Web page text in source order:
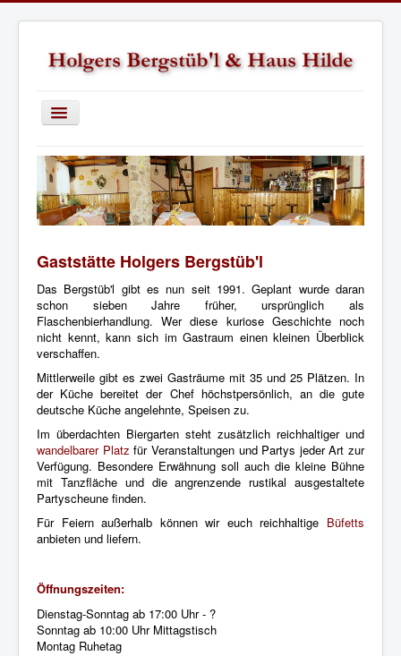
Toggle
Navigation
Startseite
Holgers Bergstüb'l
Termine / Neuigkeiten
Gaststätte Holgers Bergstüb'l
Das Bergstüb'l gibt es nun seit 1991. Geplant wurde daran
schon sieben Jahre früher, ursprünglich als
Flaschenbierhandlung. Wer diese kuriose Geschichte noch
nicht kennt, kann sich im Gastraum einen kleinen Überblick
verschaffen.
Mittlerweile gibt es zwei Gasträume mit 35 und 25 Plätzen. In
der Küche bereitet der Chef höchstpersönlich, an die gute
deutsche Küche angelehnte, Speisen zu.
Im überdachten Biergarten steht zusätzlich reichhaltiger und
wandelbarer Platz für Veranstaltungen und Partys jeder Art zur
Verfügung. Besondere Erwähnung soll auch die kleine Bühne
mit Tanzfläche und die angrenzende rustikal ausgestaltete
Partyscheune finden.
Für Feiern außerhalb können wir euch reichhaltige Büfetts
anbieten und liefern.
Öffnungszeiten:
Dienstag-Sonntag ab 17:00 Uhr - ?
Sonntag ab 10:00 Uhr Mittagstisch
Montag Ruhetag